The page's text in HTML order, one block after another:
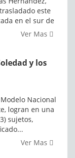
este
en el sur de
Ver Mas
y los
Nacional
logran en una
sujetos,
Ver Mas